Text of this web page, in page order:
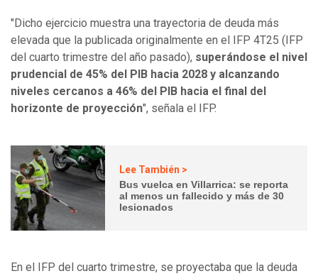
"Dicho ejercicio muestra una trayectoria de deuda más
elevada que la publicada originalmente en el IFP 4T25 (IFP
del cuarto trimestre del año pasado), superándose el nivel
prudencial de 45% del PIB hacia 2028 y alcanzando
niveles cercanos a 46% del PIB hacia el final del
horizonte de proyección", señala el IFP.
Lee También >
Bus vuelca en Villarrica: se reporta
al menos un fallecido y más de 30
lesionados
En el IFP del cuarto trimestre, se proyectaba que la deuda